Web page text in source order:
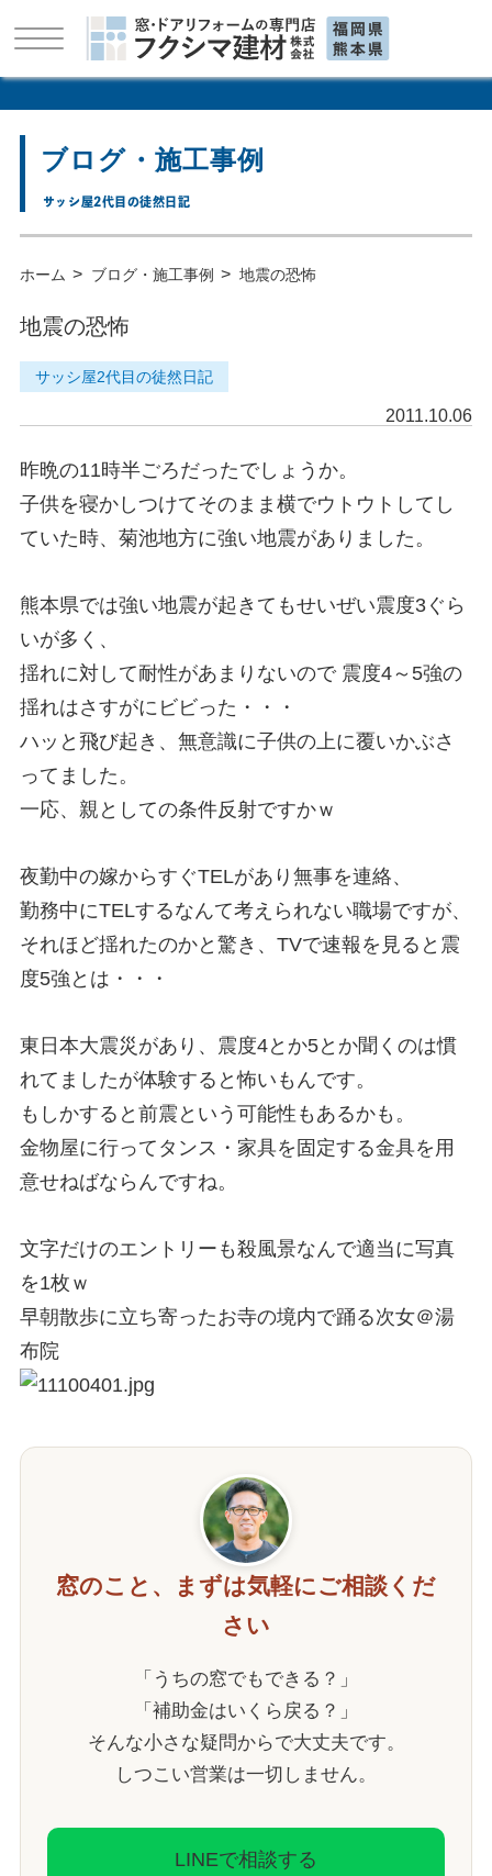
ブログ・施工事例
サッシ屋2代目の徒然日記
ホーム > ブログ・施工事例 > 地震の恐怖
地震の恐怖
サッシ屋2代目の徒然日記
2011.10.06
昨晩の11時半ごろだったでしょうか。
子供を寝かしつけてそのまま横でウトウトしてし
ていた時、菊池地方に強い地震がありました。
熊本県では強い地震が起きてもせいぜい震度3ぐら
いが多く、
揺れに対して耐性があまりないので 震度4～5強の
揺れはさすがにビビった・・・
ハッと飛び起き、無意識に子供の上に覆いかぶさ
ってました。
一応、親としての条件反射ですかｗ
夜勤中の嫁からすぐTELがあり無事を連絡、
勤務中にTELするなんて考えられない職場ですが、
それほど揺れたのかと驚き、TVで速報を見ると震
度5強とは・・・
東日本大震災があり、震度4とか5とか聞くのは慣
れてましたが体験すると怖いもんです。
もしかすると前震という可能性もあるかも。
金物屋に行ってタンス・家具を固定する金具を用
意せねばならんですね。
文字だけのエントリーも殺風景なんで適当に写真
を1枚ｗ
早朝散歩に立ち寄ったお寺の境内で踊る次女＠湯
布院
窓のこと、まずは気軽にご相談くだ
さい
「うちの窓でもできる？」
「補助金はいくら戻る？」
そんな小さな疑問からで大丈夫です。
しつこい営業は一切しません。
LINEで相談する